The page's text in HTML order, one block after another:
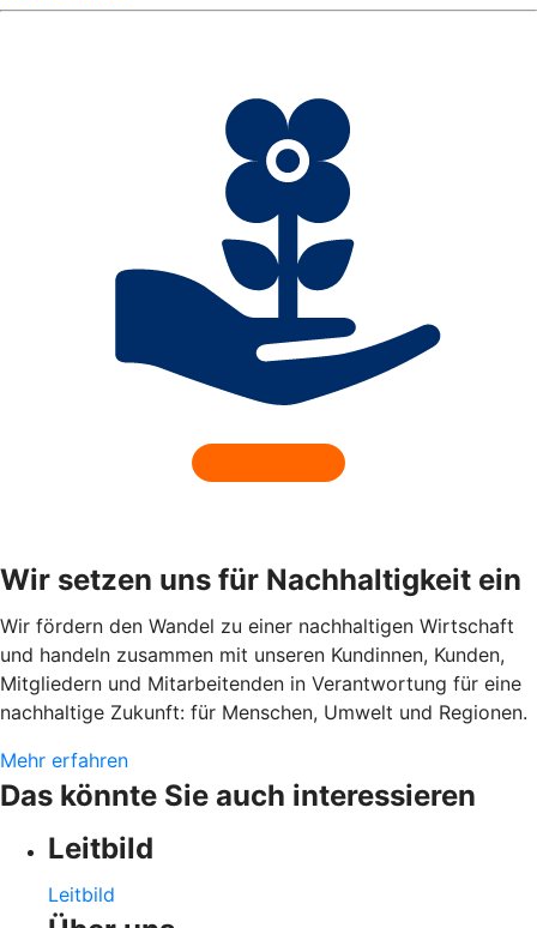
Wir setzen uns für Nachhaltigkeit ein
Wir fördern den Wandel zu einer nachhaltigen Wirtschaft
und handeln zusammen mit unseren Kundinnen, Kunden,
Mitgliedern und Mitarbeitenden in Verantwortung für eine
nachhaltige Zukunft: für Menschen, Umwelt und Regionen.
Mehr erfahren
Das könnte Sie auch interessieren
Leitbild
Leitbild